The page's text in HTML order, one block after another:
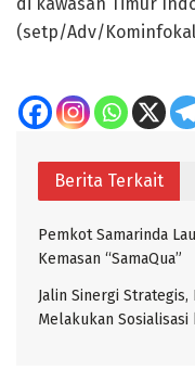
di kawasan Timur
(setp/Adv/
Berita Terkait
Pemkot Samarinda
Kemasan “SamaQua”
Jalin Sinergi Strategis,
Melakukan Sosialisasi